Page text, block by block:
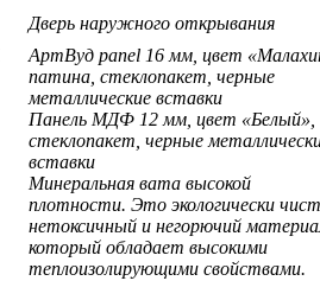
Дверь наружного открывания
АртВуд panel 16 мм, цвет
патина , стеклопакет, черные
металлические вставки
Панель МДФ 12 мм, цвет «Белый»
стеклопакет , черные
вставки
Минеральная вата высокой
плотности. Это экологически
нетоксичный и негорючий
который обладает высокими
теплоизолирующими свойствами.